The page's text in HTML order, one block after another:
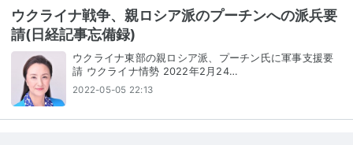
ウクライナ戦争、親ロシア派のプーチンへの派兵要
請(日経記事忘備録)
ウクライナ東部の親ロシア派、プーチン氏に軍事支援要
請 ウクライナ情勢 2022年2月24…
2022-05-05 22:13